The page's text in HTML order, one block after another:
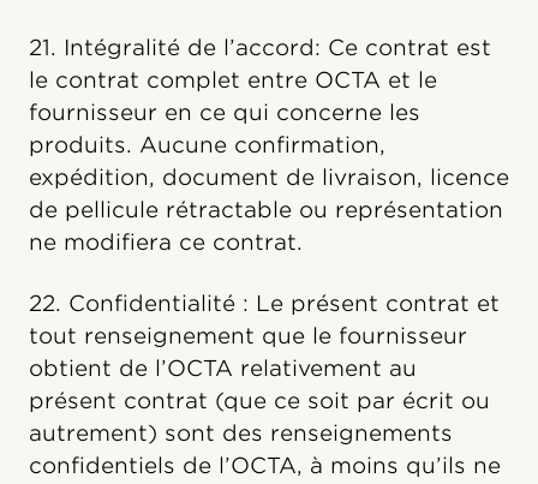
21. Intégralité de l’accord: Ce contrat est
le contrat complet entre OCTA et le
fournisseur en ce qui concerne les
produits. Aucune confirmation,
expédition, document de livraison, licence
de pellicule rétractable ou représentation
ne modifiera ce contrat.
22. Confidentialité : Le présent contrat et
tout renseignement que le fournisseur
obtient de l’OCTA relativement au
présent contrat (que ce soit par écrit ou
autrement) sont des renseignements
confidentiels de l’OCTA, à moins qu’ils ne